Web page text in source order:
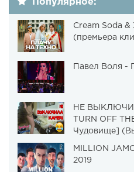
Популярное:
Cream Soda
(премьера
Павел Воля -
НЕ
TURN OFF
Чудовище]
MILLION
2019